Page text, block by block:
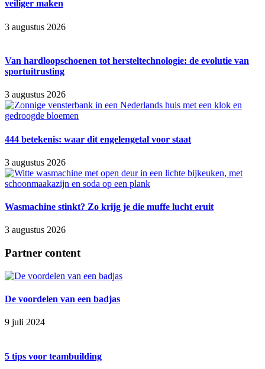
veiliger maken
3 augustus 2026
Van hardloopschoenen tot hersteltechnologie: de evolutie van
sportuitrusting
3 augustus 2026
444 betekenis: waar dit engelengetal voor staat
3 augustus 2026
Wasmachine stinkt? Zo krijg je die muffe lucht eruit
3 augustus 2026
Partner content
De voordelen van een badjas
9 juli 2024
5 tips voor teambuilding